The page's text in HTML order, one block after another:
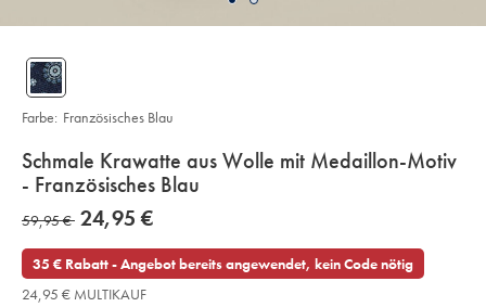
details
about
product:
Schmale Krawatte aus Wolle mit Medaillon-Motiv
- Französisches Blau
Details
https://www.charlestyrwhitt.com/de/schmale-
krawatte-
wolle-
mit-
medaillon-
motiv-
was
59,95
€
59,95 € now
24,95
€
24,95 €
35 € Rabatt - Angebot bereits angewendet, kein Code nötig
24,95 € MULTIKAUF
Farbe: Französisches Blau